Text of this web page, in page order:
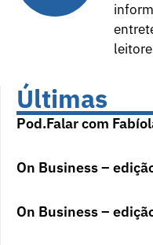
Últimas
Pod.Falar com
On Business –
On Business –